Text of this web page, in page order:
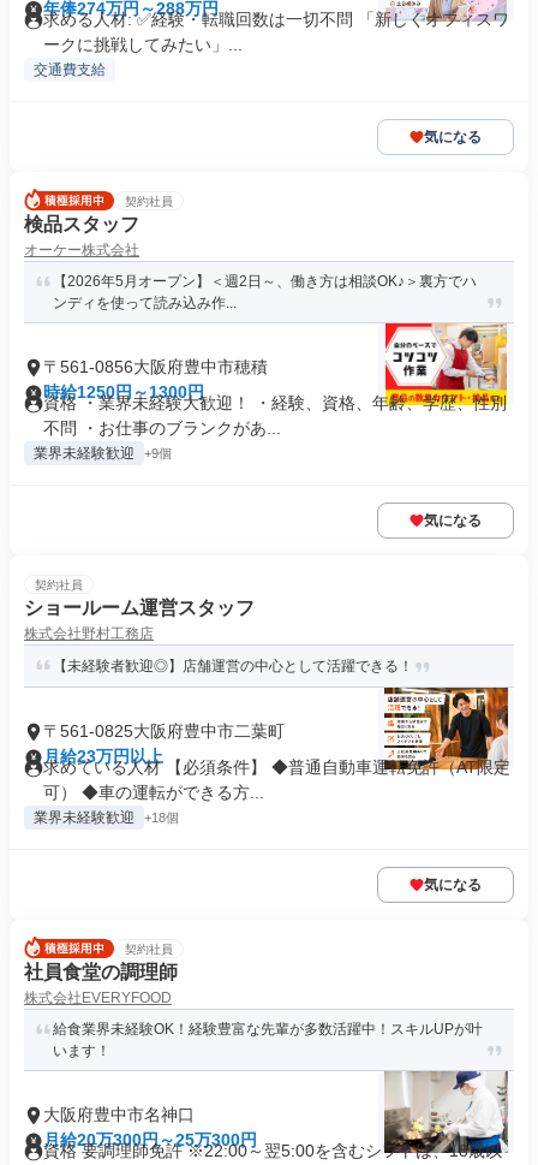
年俸274万円～288万円
求める人材: ✅経験・転職回数は一切不問 「新しくオフィスワ
ークに挑戦してみたい」...
交通費支給
気になる
契約社員
検品スタッフ
オーケー株式会社
【2026年5月オープン】＜週2日～、働き方は相談OK♪＞裏方でハ
ンディを使って読み込み作...
〒561-0856大阪府豊中市穂積
時給1250円～1300円
資格 ・業界未経験大歓迎！ ・経験、資格、年齢、学歴、性別
不問 ・お仕事のブランクがあ...
業界未経験歓迎 +9個
気になる
契約社員
ショールーム運営スタッフ
株式会社野村工務店
【未経験者歓迎◎】店舗運営の中心として活躍できる！
〒561-0825大阪府豊中市二葉町
月給23万円以上
求めている人材 【必須条件】 ◆普通自動車運転免許（AT限定
可） ◆車の運転ができる方...
業界未経験歓迎 +18個
気になる
契約社員
社員食堂の調理師
株式会社EVERYFOOD
給食業界未経験OK！経験豊富な先輩が多数活躍中！スキルUPが叶
います！
大阪府豊中市名神口
月給20万300円～25万300円
資格 要調理師免許 ※22:00～翌5:00を含むシフトは、18歳以